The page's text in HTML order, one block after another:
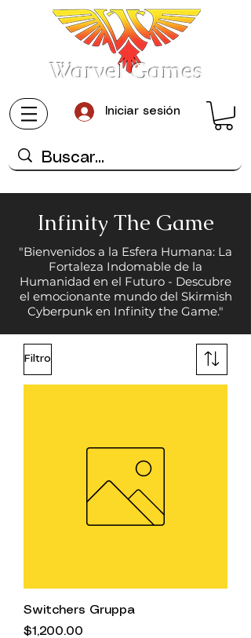
Warvel Games
Iniciar sesión
Infinity The Game
"Bienvenidos a la Esfera Humana: La
Fortaleza Indomable de la
Humanidad en el Futuro - Descubre
el emocionante mundo del Skirmish
Cyberpunk en Infinity the Game."
Filtro
Switchers Gruppa
Precio
$1,200.00